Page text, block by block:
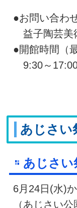
●お問い合わ
益子陶芸美
●開館時間（
9:30～
あじさい
あじさい
6月24日(水)
（あじさい